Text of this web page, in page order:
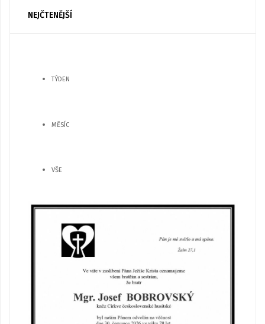
NEJČTENĚJŠÍ
TÝDEN
MĚSÍC
VŠE